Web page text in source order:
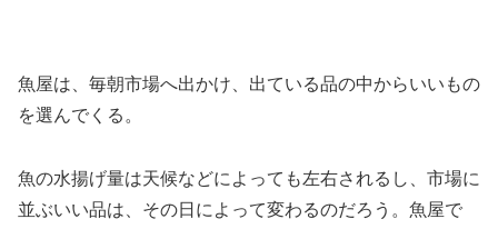
魚屋は、毎朝市場へ出かけ、出ている品の中からいいもの
を選んでくる。
魚の水揚げ量は天候などによっても左右されるし、市場に
並ぶいい品は、その日によって変わるのだろう。魚屋で